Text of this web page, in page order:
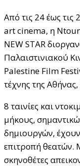
Από τις 24 έως
art cinema, η
NEW STAR
Παλαιστινιακού
Palestine Film
τέχνης της
8 ταινίες και
μήκους,
δημιουργών,
επιτροπή θεατών.
σκηνοθέτες